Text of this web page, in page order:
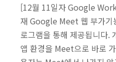
[12월 11일자 Google
재 Google Meet 웹 부가기
로그램을 통해 제공됩니다.
앱 환경을 Meet으로 바로